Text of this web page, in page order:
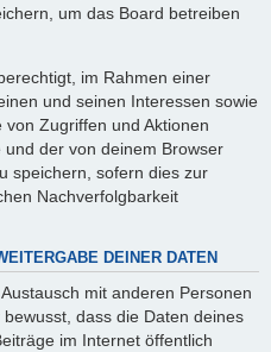
um das Board betreiben
im Rahmen einer
und seinen Interessen sowie
Zugriffen und Aktionen
der von deinem Browser
speichern, sofern dies zur
Nachverfolgbarkeit
DEINER DATEN
mit anderen Personen
dass die Daten deines
im Internet öffentlich